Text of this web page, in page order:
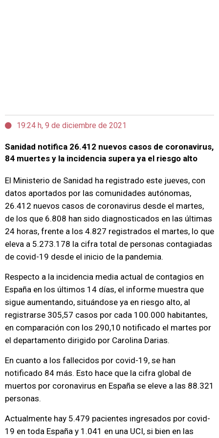
19:24 h, 9 de diciembre de 2021
Sanidad notifica 26.412 nuevos casos de coronavirus,
84 muertes y la incidencia supera ya el riesgo alto
El Ministerio de Sanidad ha registrado este jueves, con
datos aportados por las comunidades autónomas,
26.412 nuevos casos de coronavirus desde el martes,
de los que 6.808 han sido diagnosticados en las últimas
24 horas, frente a los 4.827 registrados el martes, lo que
eleva a 5.273.178 la cifra total de personas contagiadas
de covid-19 desde el inicio de la pandemia.
Respecto a la incidencia media actual de contagios en
España en los últimos 14 días, el informe muestra que
sigue aumentando, situándose ya en riesgo alto, al
registrarse 305,57 casos por cada 100.000 habitantes,
en comparación con los 290,10 notificado el martes por
el departamento dirigido por Carolina Darias.
En cuanto a los fallecidos por covid-19, se han
notificado 84 más. Esto hace que la cifra global de
muertos por coronavirus en España se eleve a las 88.321
personas.
Actualmente hay 5.479 pacientes ingresados por covid-
19 en toda España y 1.041 en una UCI, si bien en las